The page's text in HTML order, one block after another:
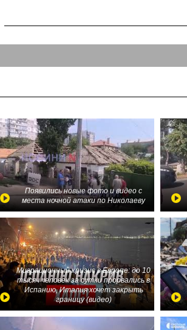
Появились новые фото и видео с
места ночной атаки по Николаеву
Миграционный кризис в Европе: до 10
тысяч человек за сутки прорвались в
Испанию, Италия хочет закрыть
границу (видео)